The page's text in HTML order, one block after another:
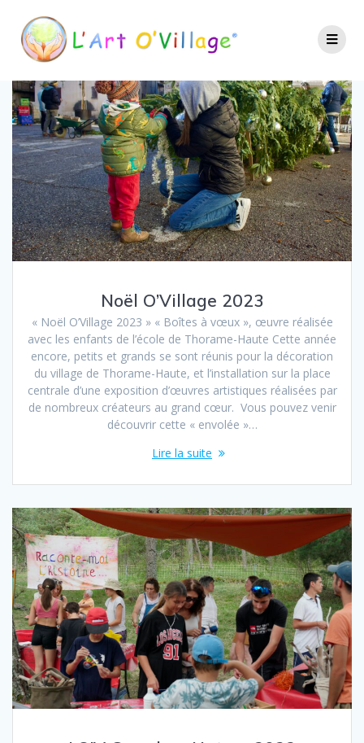
Noël O’Village 2023
« Noël O’Village 2023 » « Boîtes à vœux », œuvre réalisée
avec les enfants de l’école de Thorame-Haute Cette année
encore, petits et grands se sont réunis pour la décoration
du village de Thorame-Haute, et l’installation sur la place
centrale d’une exposition d’œuvres artistiques réalisées par
de nombreux créateurs au grand cœur. Vous pouvez venir
découvrir cette « envolée »…
Lire la suite